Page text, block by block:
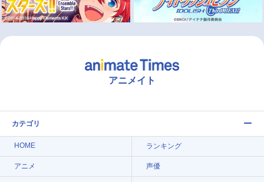
アニメイト
カテゴリ
HOME ランキング
アニメ 声優